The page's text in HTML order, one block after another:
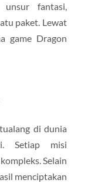
unsur fantasi,
paket. Lewat
game Dragon
di dunia
Setiap misi
Selain
menciptakan